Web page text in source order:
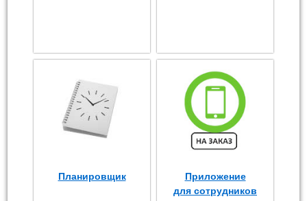
Планировщик
Приложение
для сотрудников